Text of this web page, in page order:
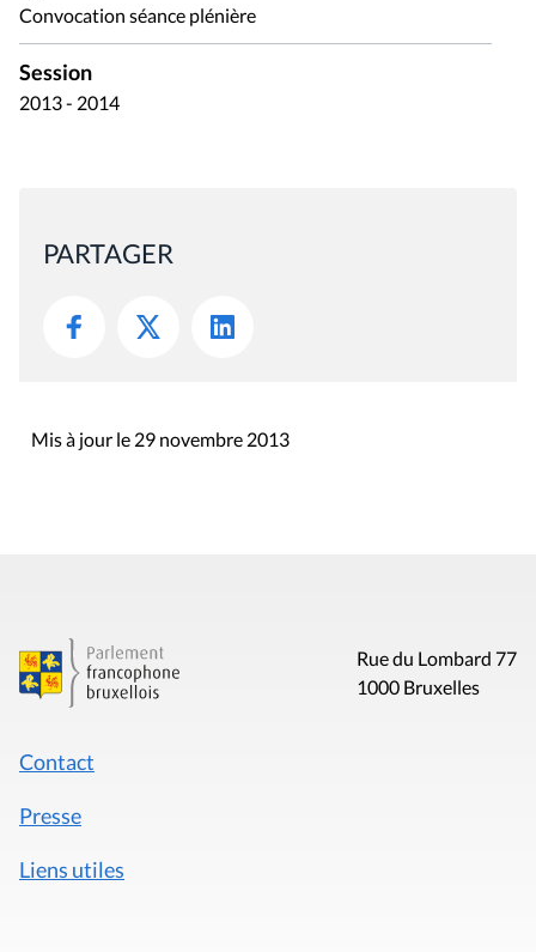
Convocation séance plénière
Session
2013 - 2014
PARTAGER
Mis à jour le 29 novembre 2013
Rue du Lombard 77
1000 Bruxelles
Contact
Presse
Liens utiles